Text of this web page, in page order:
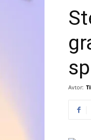
Avtor: